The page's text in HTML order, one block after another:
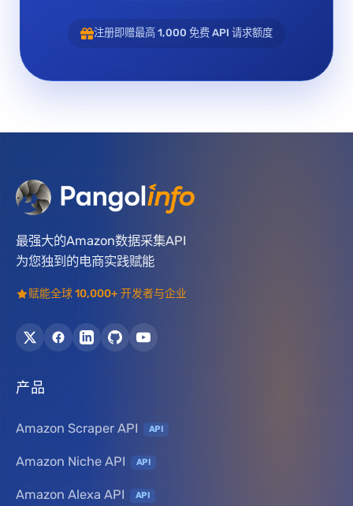
注册即赠最高 1,000 免费 API 请求额度
最强大的Amazon数据采集API
为您独到的电商实践赋能
赋能全球 10,000+ 开发者与企业
产品
Amazon Scraper API API
Amazon Niche API API
Amazon Alexa API API